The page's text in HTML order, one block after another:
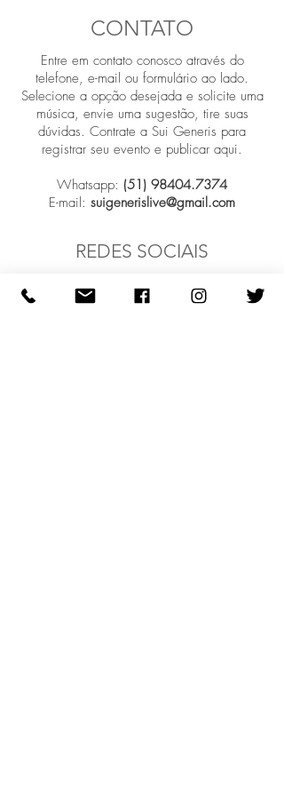
segurança.
informações claras sobre sua política de
estabelecer a confiança e garantir
compras com segurança.
CONTATO
Entre em contato conosco através do
telefone, e-mail ou formulário ao lado.
Selecione a opção desejada e solicite uma
música, envie uma sugestão, tire suas
dúvidas. Contrate a Sui Generis para
registrar seu evento e publicar aqui.
Whatsapp: (51) 98404.7374
E-mail: suigenerislive@gmail.com
REDES SOCIAIS